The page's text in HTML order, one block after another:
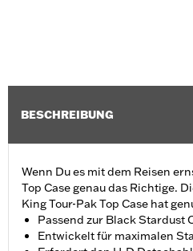
BESCHREIBUNG
Wenn Du es mit dem Reisen
Top Case genau das Richtige.
King Tour-Pak Top Case hat
Passend zur Black Stardust
Entwickelt für maximalen